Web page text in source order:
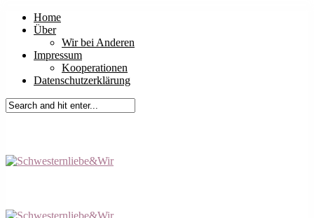
Home
Über
Wir bei Anderen
Impressum
Kooperationen
Datenschutzerklärung